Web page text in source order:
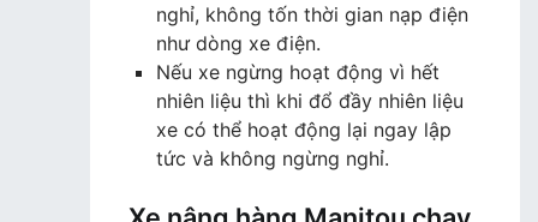
nghỉ, không tốn thời gian nạp điện
như dòng xe điện.
Nếu xe ngừng hoạt động vì hết
nhiên liệu thì khi đổ đầy nhiên liệu
xe có thể hoạt động lại ngay lập
tức và không ngừng nghỉ.